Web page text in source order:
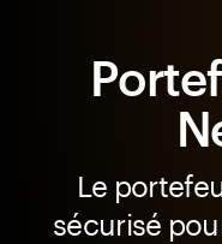
Le
sécurisé